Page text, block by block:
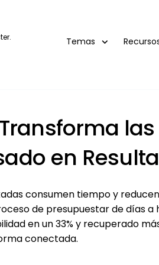
Temas
en
consumen tiempo y reducen
de presupuestar de días a
en un 33% y recuperado
conectada.